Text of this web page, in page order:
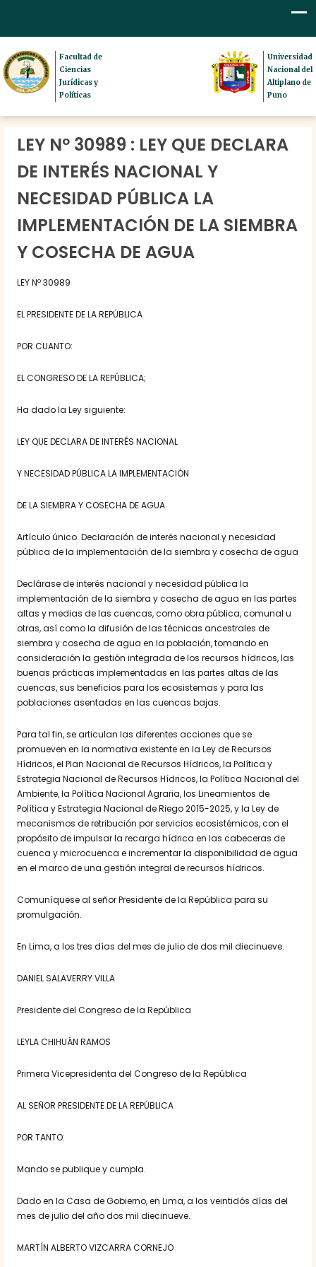
Facultad de
Ciencias
Jurídicas y
Políticas
Universidad
Nacional del
Altiplano de
Puno
LEY Nº 30989 : LEY QUE DECLARA
DE INTERÉS NACIONAL Y
NECESIDAD PÚBLICA LA
IMPLEMENTACIÓN DE LA SIEMBRA
Y COSECHA DE AGUA
LEY Nº 30989
EL PRESIDENTE DE LA REPÚBLICA
POR CUANTO:
EL CONGRESO DE LA REPÚBLICA;
Ha dado la Ley siguiente:
LEY QUE DECLARA DE INTERÉS NACIONAL
Y NECESIDAD PÚBLICA LA IMPLEMENTACIÓN
DE LA SIEMBRA Y COSECHA DE AGUA
Artículo único. Declaración de interés nacional y necesidad
pública de la implementación de la siembra y cosecha de agua
Declárase de interés nacional y necesidad pública la
implementación de la siembra y cosecha de agua en las partes
altas y medias de las cuencas, como obra pública, comunal u
otras, así como la difusión de las técnicas ancestrales de
siembra y cosecha de agua en la población, tomando en
consideración la gestión integrada de los recursos hídricos, las
buenas prácticas implementadas en las partes altas de las
cuencas, sus beneficios para los ecosistemas y para las
poblaciones asentadas en las cuencas bajas.
Para tal fin, se articulan las diferentes acciones que se
promueven en la normativa existente en la Ley de Recursos
Hídricos, el Plan Nacional de Recursos Hídricos, la Política y
Estrategia Nacional de Recursos Hídricos, la Política Nacional del
Ambiente, la Política Nacional Agraria, los Lineamientos de
Política y Estrategia Nacional de Riego 2015-2025, y la Ley de
mecanismos de retribución por servicios ecosistémicos, con el
propósito de impulsar la recarga hídrica en las cabeceras de
cuenca y microcuenca e incrementar la disponibilidad de agua
en el marco de una gestión integral de recursos hídricos.
Comuníquese al señor Presidente de la República para su
promulgación.
En Lima, a los tres días del mes de julio de dos mil diecinueve.
DANIEL SALAVERRY VILLA
Presidente del Congreso de la República
LEYLA CHIHUÁN RAMOS
Primera Vicepresidenta del Congreso de la República
AL SEÑOR PRESIDENTE DE LA REPÚBLICA
POR TANTO:
Mando se publique y cumpla.
Dado en la Casa de Gobierno, en Lima, a los veintidós días del
mes de julio del año dos mil diecinueve.
MARTÍN ALBERTO VIZCARRA CORNEJO